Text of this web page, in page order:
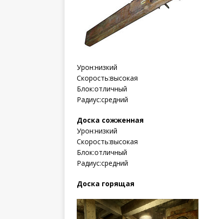
Урон:низкий
Скорость:высокая
Блок:отличный
Радиус:средний
Доска сожженная
Урон:низкий
Скорость:высокая
Блок:отличный
Радиус:средний
Доска горящая